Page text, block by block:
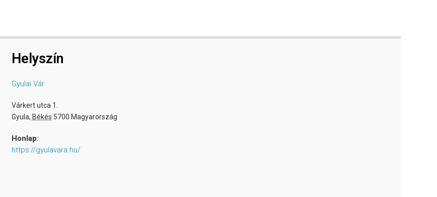
Helyszín
Gyulai Vár
Várkert utca 1.
Gyula, Békés 5700 Magyarország
Honlap:
https://gyulavara.hu/